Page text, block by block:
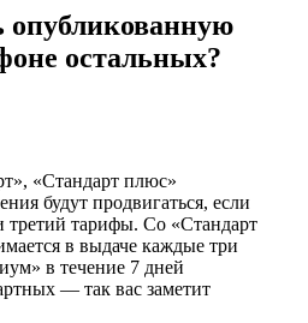
остальных?
«Стандарт плюс»
будут продвигаться, если
третий тарифы. Со «Стандарт
в выдаче каждые три
в течение 7 дней
— так вас заметит